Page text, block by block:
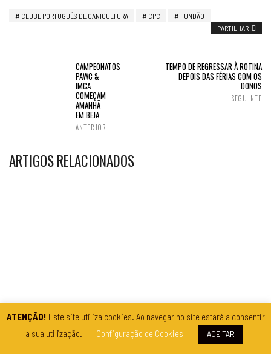
CLUBE PORTUGUÊS DE CANICULTURA CPC
FUNDÃO
PARTILHAR
CAMPEONATOS
PAWC &
IMCA
COMEÇAM
AMANHÃ
EM BEJA
ANTERIOR
TEMPO DE REGRESSAR À ROTINA
DEPOIS DAS FÉRIAS COM OS
DONOS
SEGUINTE
ARTIGOS RELACIONADOS
ATENÇÃO! Este site utiliza cookies. Ao navegar no site estará a consentir
a sua utilização.
Configuração de Cookies ACEITAR